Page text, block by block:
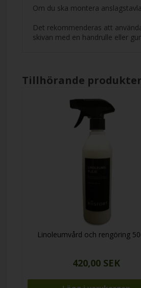
Om du ska montera
Det rekommenderas att
skivan med en handrulle eller
Tillhörande produkter
Linoleumvård och rengöring
420,00 SEK